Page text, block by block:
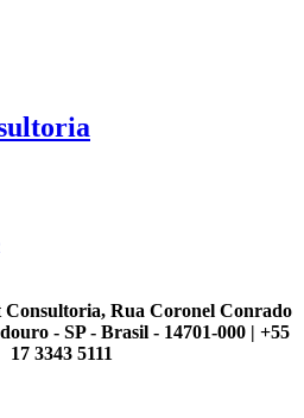
Consultoria, Rua Coronel Conrado
- SP - Brasil - 14701-000 | +55
17 3343 5111